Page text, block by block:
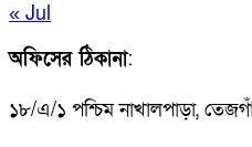
« Jul
অফিসের ঠিকানা:
১৮/এ/১ পশ্চিম নাখালপাড়া,